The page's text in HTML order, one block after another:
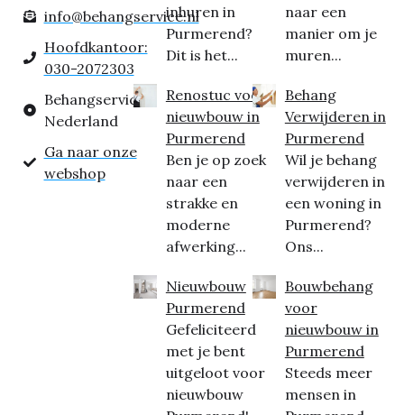
info@behangservice.nl
Hoofdkantoor:
030-2072303
Behangservice
Nederland
Ga naar onze
webshop
inhuren in
Purmerend?
Dit is het...
Renostuc voor
nieuwbouw in
Purmerend
Ben je op zoek
naar een
strakke en
moderne
afwerking...
Nieuwbouw
Purmerend
Gefeliciteerd
met je bent
uitgeloot voor
nieuwbouw
naar een
manier om je
muren...
Behang
Verwijderen in
Purmerend
Wil je behang
verwijderen in
een woning in
Purmerend?
Ons...
Bouwbehang
voor
nieuwbouw in
Purmerend
Steeds meer
mensen in